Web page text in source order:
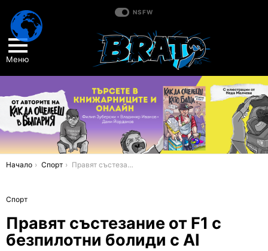
NSFW
Меню
You are here:
Начало Спорт Правят състезание от F1 с безпилотни болиди с AI
Спорт
Правят състезание от F1 с
безпилотни болиди с AI